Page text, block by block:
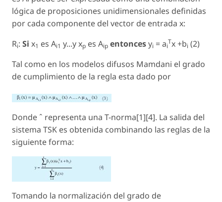
lógica de proposiciones unidimensionales definidas
por cada componente del vector de entrada x:
Ri: Si x1 es Ai1 y...y xp es Aip entoncesyi = ai
Tx +bi (2)
Tal como en los modelos difusos Mamdani el grado
de cumplimiento de la regla esta dado por
Donde ˆ representa una T-norma[1][4]. La salida del
sistema TSK es obtenida combinando las reglas de la
siguiente forma:
Tomando la normalización del grado de